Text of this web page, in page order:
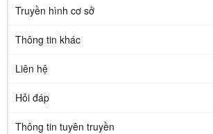
Truyền hình cơ sở
Thông tin khác
Liên hệ
Hỏi đáp
Thông tin tuyên truyền